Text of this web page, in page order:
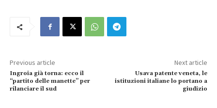
Previous article
Ingroia già torna: ecco il
“partito delle manette” per
rilanciare il sud
Next article
Usava patente veneta, le
istituzioni italiane lo portano a
giudizio